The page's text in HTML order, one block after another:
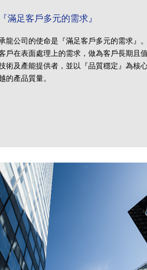
『滿足客戶多元的需求』
龍公司的使命是『滿足客戶多元的需求』
戶在表面處理上的需求，做為客戶長期且
術及產能提供者，並以『品質穩定』為核
的產品質量。